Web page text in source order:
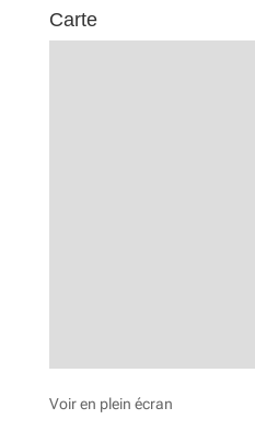
Carte
Voir en plein écran